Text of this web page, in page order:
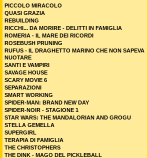
PICCOLO MIRACOLO
QUASI GRAZIA
REBUILDING
RICCHI... DA MORIRE - DELITTI IN FAMIGLIA
ROMERIA - IL MARE DEI RICORDI
ROSEBUSH PRUNING
RUFUS - IL DRAGHETTO MARINO CHE NON SAPEVA
NUOTARE
SANTI E VAMPIRI
SAVAGE HOUSE
SCARY MOVIE 6
SEPARAZIONI
SMART WORKING
SPIDER-MAN: BRAND NEW DAY
SPIDER-NOIR - STAGIONE 1
STAR WARS: THE MANDALORIAN AND GROGU
STELLA GEMELLA
SUPERGIRL
TERAPIA DI FAMIGLIA
THE CHRISTOPHERS
THE DINK - MAGO DEL PICKLEBALL